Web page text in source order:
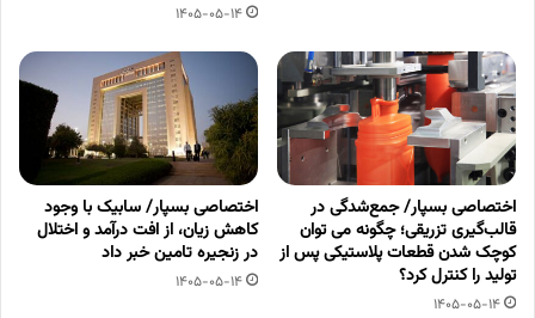
1405-05-14
اختصاصی بسپار/ جمع‌شدگی در
قالب‌گیری تزریقی؛ چگونه می توان
کوچک شدن قطعات پلاستیکی پس از
تولید را کنترل کرد؟
1405-05-14
اختصاصی بسپار/ سابیک با وجود
کاهش زیان، از افت درآمد و اختلال
در زنجیره تامین خبر داد
1405-05-14